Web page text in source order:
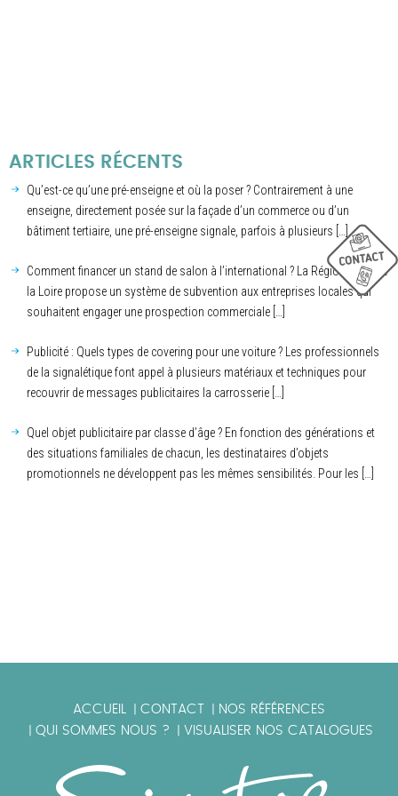
ARTICLES RÉCENTS
Qu’est-ce qu’une pré-enseigne et où la poser ? Contrairement à une
enseigne, directement posée sur la façade d’un commerce ou d’un
bâtiment tertiaire, une pré-enseigne signale, parfois à plusieurs […]
Comment financer un stand de salon à l’international ? La Région Pays de
la Loire propose un système de subvention aux entreprises locales qui
souhaitent engager une prospection commerciale […]
Publicité : Quels types de covering pour une voiture ? Les professionnels
de la signalétique font appel à plusieurs matériaux et techniques pour
recouvrir de messages publicitaires la carrosserie […]
Quel objet publicitaire par classe d’âge ? En fonction des générations et
des situations familiales de chacun, les destinataires d’objets
promotionnels ne développent pas les mêmes sensibilités. Pour les […]
ACCUEIL CONTACT NOS RÉFÉRENCES
QUI SOMMES NOUS ? VISUALISER NOS CATALOGUES